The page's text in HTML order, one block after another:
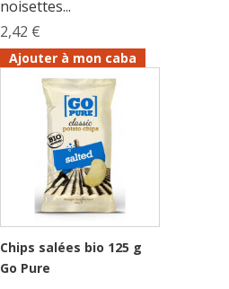
noisettes...
2,42 €
Ajouter à mon caba
Chips salées bio 125 g
Go Pure